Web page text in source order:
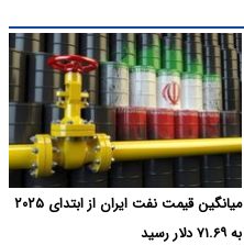
میانگین قیمت نفت ایران از ابتدای ۲۰۲۵
به ۷۱.۶۹ دلار رسید